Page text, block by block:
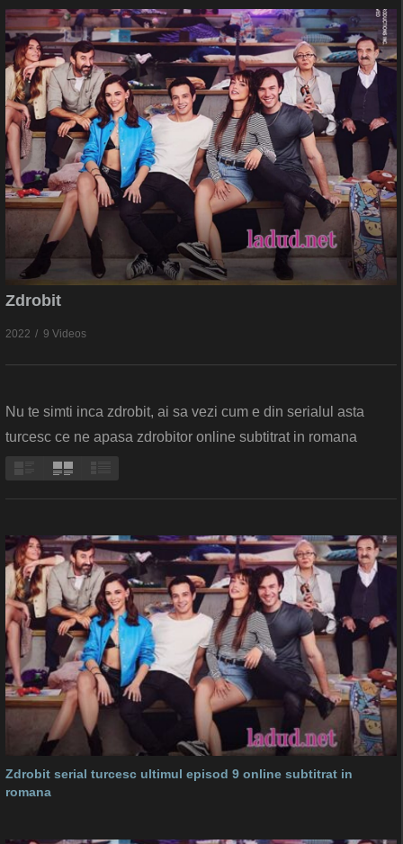
Zdrobit
2022 9 Videos
Nu te simti inca zdrobit, ai sa vezi cum e din serialul asta
turcesc ce ne apasa zdrobitor online subtitrat in romana
Zdrobit serial turcesc ultimul episod 9 online subtitrat in
romana